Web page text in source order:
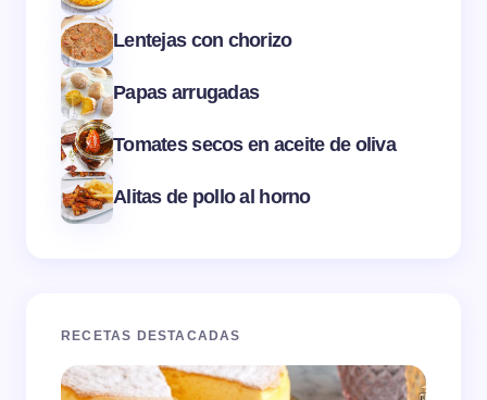
Lentejas con chorizo
Papas arrugadas
Tomates secos en aceite de oliva
Alitas de pollo al horno
RECETAS DESTACADAS